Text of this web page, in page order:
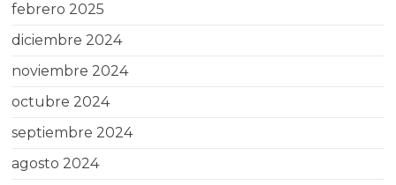
febrero 2025
diciembre 2024
noviembre 2024
octubre 2024
septiembre 2024
agosto 2024